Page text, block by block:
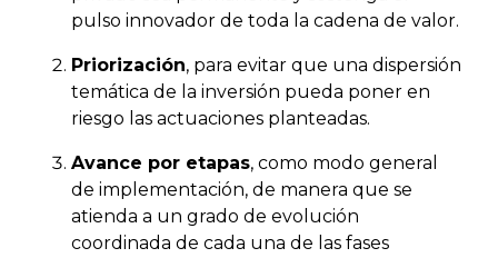
pulso innovador de toda la cadena de valor.
Priorización, para evitar que una dispersión
temática de la inversión pueda poner en
riesgo las actuaciones planteadas.
Avance por etapas, como modo general
de implementación, de manera que se
atienda a un grado de evolución
coordinada de cada una de las fases